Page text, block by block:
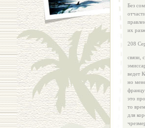
Без
их
208
связи,
ведет
но
это
то
для